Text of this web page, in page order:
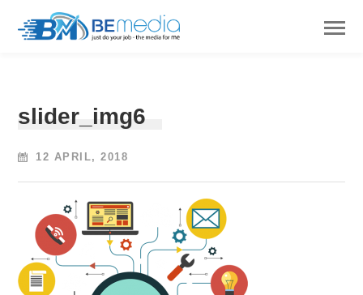
slider_img6
12 APRIL, 2018